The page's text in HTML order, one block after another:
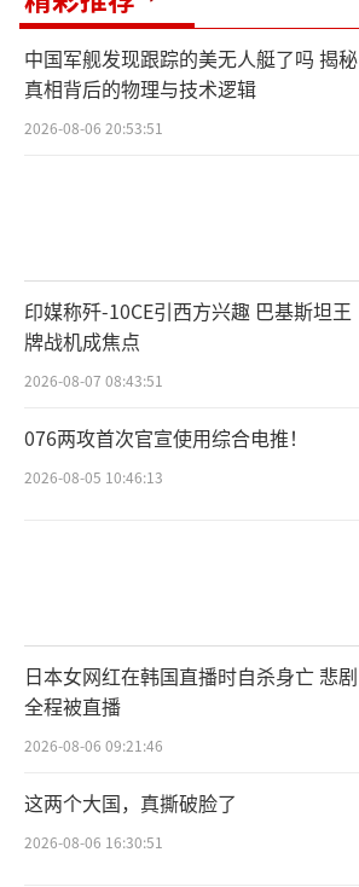
中国军舰发现跟踪的美无人艇了吗 揭秘
真相背后的物理与技术逻辑
2026-08-06 20:53:51
印媒称歼-10CE引西方兴趣 巴基斯坦王
牌战机成焦点
2026-08-07 08:43:51
076两攻首次官宣使用综合电推！
2026-08-05 10:46:13
日本女网红在韩国直播时自杀身亡 悲剧
全程被直播
2026-08-06 09:21:46
这两个大国，真撕破脸了
2026-08-06 16:30:51